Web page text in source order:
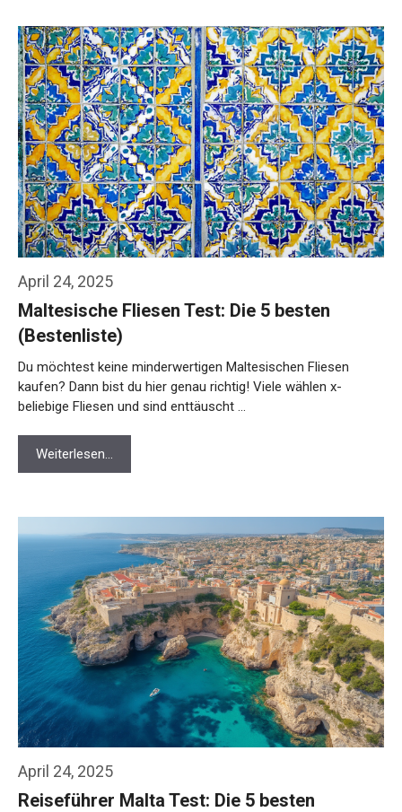
April 24, 2025
Maltesische Fliesen Test: Die 5 besten
(Bestenliste)
Du möchtest keine minderwertigen Maltesischen Fliesen
kaufen? Dann bist du hier genau richtig! Viele wählen x-
beliebige Fliesen und sind enttäuscht …
Weiterlesen…
April 24, 2025
Reiseführer Malta Test: Die 5 besten